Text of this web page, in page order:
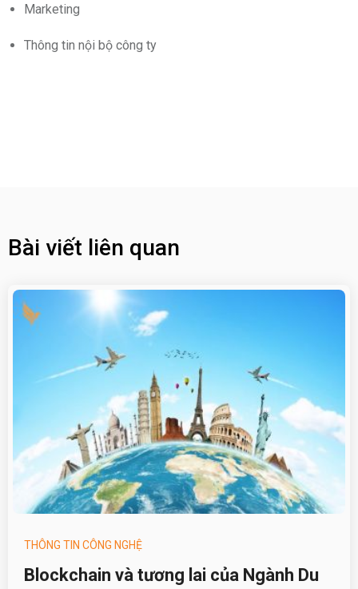
Marketing
Thông tin nội bộ công ty
Bài viết liên quan
THÔNG TIN CÔNG NGHỆ
Blockchain và tương lai của Ngành Du